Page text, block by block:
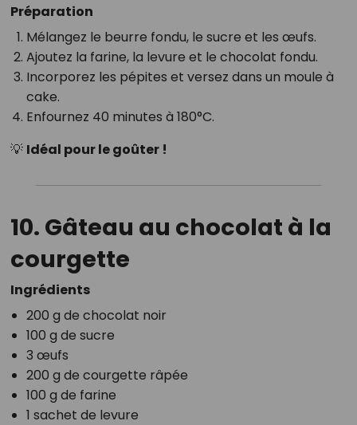
Préparation
Mélangez le beurre fondu, le sucre et les œufs.
Ajoutez la farine, la levure et le chocolat fondu.
Incorporez les pépites et versez dans un moule à
cake.
Enfournez 40 minutes à 180°C.
💡 Idéal pour le goûter !
10. Gâteau au chocolat à la
courgette
Ingrédients
200 g de chocolat noir
100 g de sucre
3 œufs
200 g de courgette râpée
100 g de farine
1 sachet de levure